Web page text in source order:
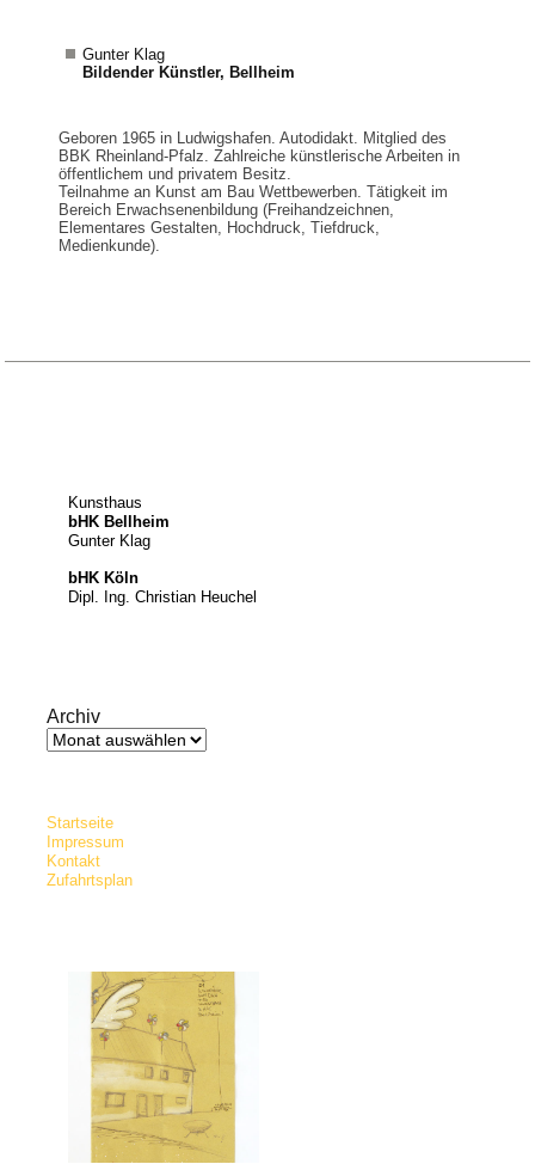
Gunter Klag
Bildender Künstler, Bellheim
Geboren 1965 in Ludwigshafen. Autodidakt. Mitglied des
BBK Rheinland-Pfalz. Zahlreiche künstlerische Arbeiten in
öffentlichem und privatem Besitz.
Teilnahme an Kunst am Bau Wettbewerben. Tätigkeit im
Bereich Erwachsenenbildung (Freihandzeichnen,
Elementares Gestalten, Hochdruck, Tiefdruck,
Medienkunde).
Kunsthaus
bHK Bellheim
Gunter Klag
bHK Köln
Dipl. Ing. Christian Heuchel
Archiv
Archiv
Startseite
Impressum
Kontakt
Zufahrtsplan